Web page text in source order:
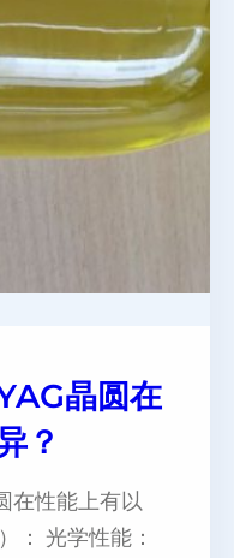
晶圆在
？
在性能上有以
： 光学性能：